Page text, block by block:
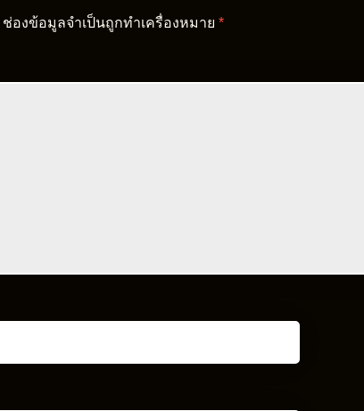
ช่องข้อมูลจำเป็นถูกทำเครื่องหมาย *